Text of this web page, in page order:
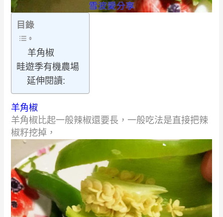
目錄
羊角椒
畦遊季有機農場
延伸閱讀:
羊角椒
羊角椒比起一般辣椒還要長，一般吃法是直接把辣
椒籽挖掉，